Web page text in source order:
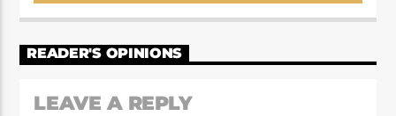
READER'S OPINIONS
LEAVE A REPLY